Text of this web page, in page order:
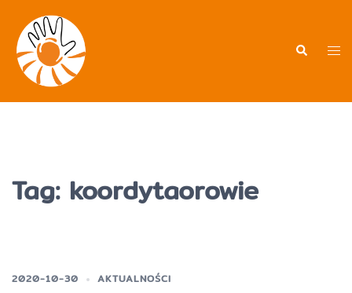
treści
Tag: koordytaorowie
2020-10-30 AKTUALNOŚCI